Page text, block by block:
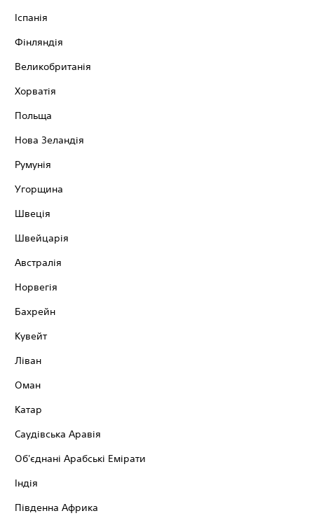
Іспанія
Фінляндія
Великобританія
Хорватія
Польща
Нова Зеландія
Румунія
Угорщина
Швеція
Швейцарія
Австралія
Норвегія
Бахрейн
Кувейт
Ліван
Оман
Катар
Саудівська Аравія
Об'єднані Арабські Емірати
Індія
Південна Африка